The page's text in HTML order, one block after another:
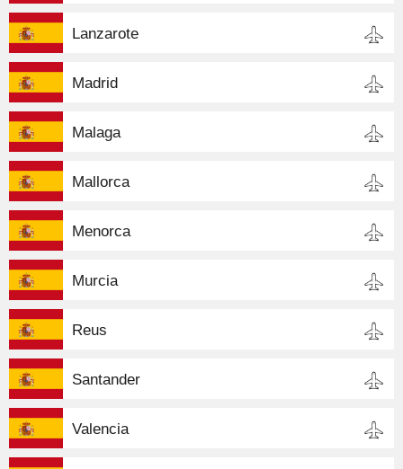
Lanzarote
Madrid
Malaga
Mallorca
Menorca
Murcia
Reus
Santander
Valencia